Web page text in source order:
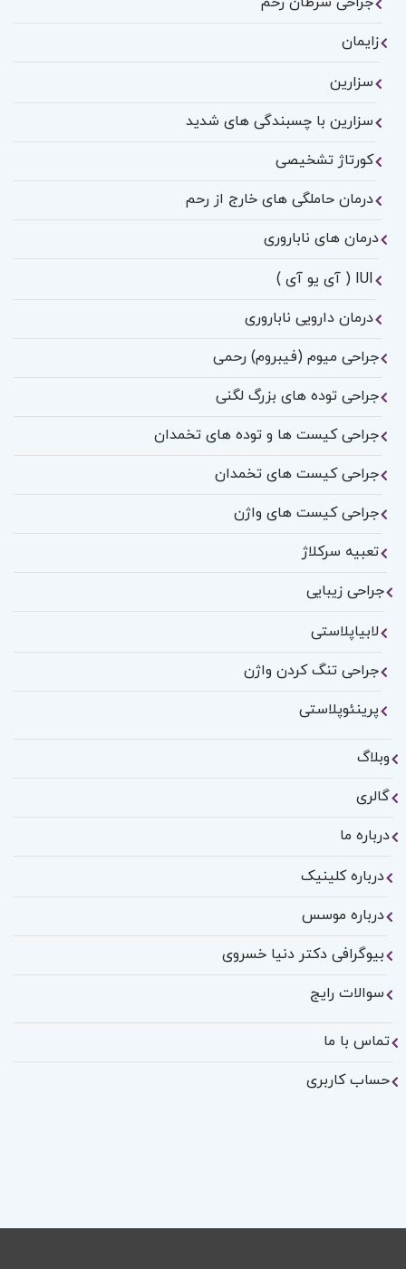
زایمان
سزارین
سزارین با چسبندگی های شدید
کورتاژ تشخیصی
درمان حاملگی های خارج از رحم
درمان های ناباروری
IUI ( آی یو آی )
درمان دارویی ناباروری
جراحی میوم (فیبروم) رحمی
جراحی توده های بزرگ لگنی
جراحی کیست ها و توده های تخمدان
جراحی کیست های تخمدان
جراحی کیست های واژن
تعبیه سرکلاژ
جراحی زیبایی
لابیاپلاستی
جراحی تنگ کردن واژن
پرینئوپلاستی
وبلاگ
گالری
درباره ما
درباره کلینیک
درباره موسس
بیوگرافی دکتر دنیا خسروی
سوالات رایج
تماس با ما
حساب کاربری